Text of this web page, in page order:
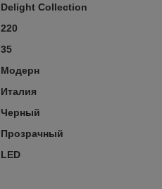
Delight Collection
220
35
Модерн
Италия
Черный
Прозрачный
LED